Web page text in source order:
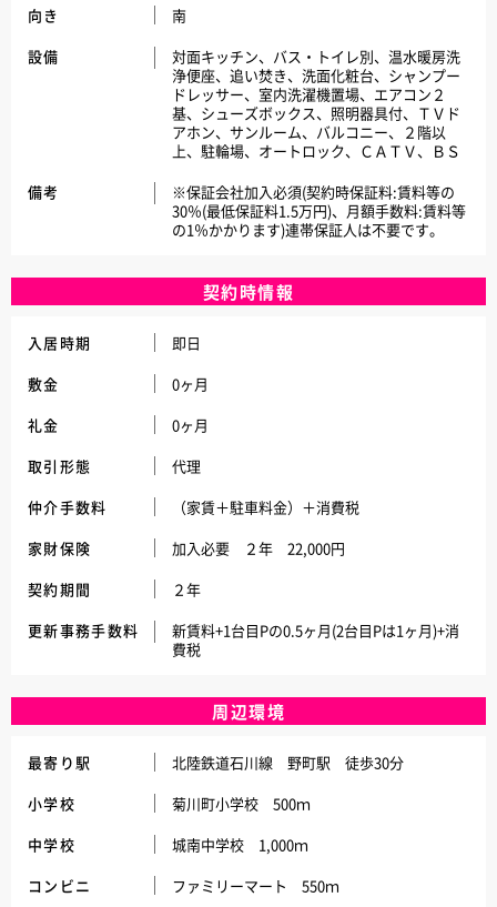
向き
南
設備
対面キッチン、バス・トイレ別、温水暖房洗
浄便座、追い焚き、洗面化粧台、シャンプー
ドレッサー、室内洗濯機置場、エアコン２
基、シューズボックス、照明器具付、ＴＶド
アホン、サンルーム、バルコニー、２階以
上、駐輪場、オートロック、ＣＡＴＶ、ＢＳ
備考
※保証会社加入必須(契約時保証料:賃料等の
30％(最低保証料1.5万円)、月額手数料:賃料等
の1％かかります)連帯保証人は不要です。
契約時情報
入居時期
即日
敷金
0ヶ月
礼金
0ヶ月
取引形態
代理
仲介手数料
（家賃＋駐車料金）＋消費税
家財保険
加入必要 ２年 22,000円
契約期間
２年
更新事務手数料
新賃料+1台目Pの0.5ヶ月(2台目Pは1ヶ月)+消
費税
周辺環境
最寄り駅
北陸鉄道石川線 野町駅 徒歩30分
小学校
菊川町小学校 500ｍ
中学校
城南中学校 1,000ｍ
コンビニ
ファミリーマート 550ｍ